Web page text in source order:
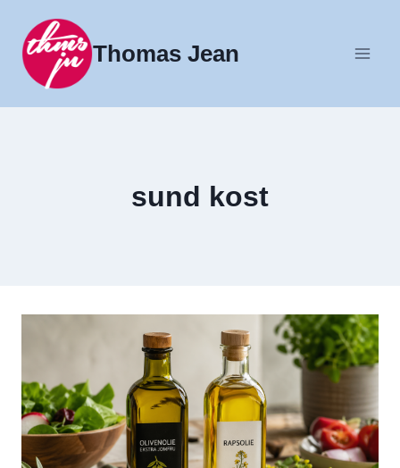
indhold
Thomas Jean
sund kost